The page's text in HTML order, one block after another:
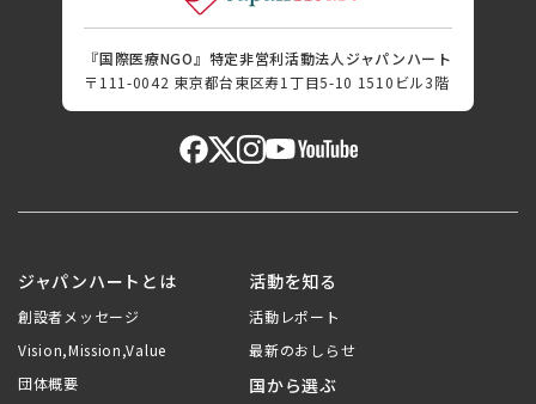
『国際医療NGO』特定非営利活動法人ジャパンハート
〒111-0042 東京都台東区寿1丁目5-10 1510ビル3階
ジャパンハートとは
創設者メッセージ
Vision,Mission,Value
団体概要
活動を知る
活動レポート
最新のおしらせ
国から選ぶ